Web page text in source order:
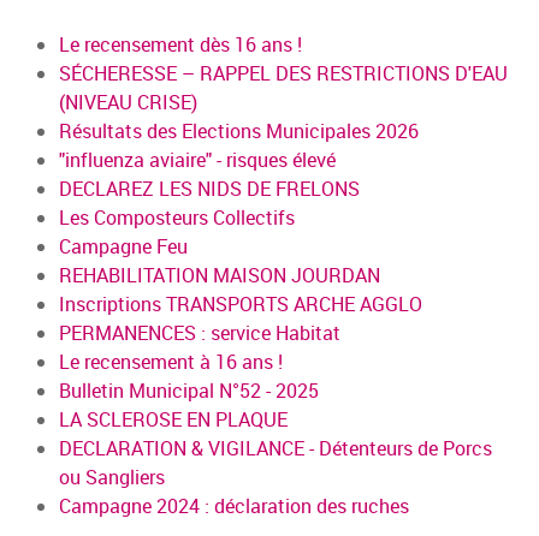
Le recensement dès 16 ans !
SÉCHERESSE – RAPPEL DES RESTRICTIONS D'EAU
(NIVEAU CRISE)
Résultats des Elections Municipales 2026
"influenza aviaire" - risques élevé
DECLAREZ LES NIDS DE FRELONS
Les Composteurs Collectifs
Campagne Feu
REHABILITATION MAISON JOURDAN
Inscriptions TRANSPORTS ARCHE AGGLO
PERMANENCES : service Habitat
Le recensement à 16 ans !
Bulletin Municipal N°52 - 2025
LA SCLEROSE EN PLAQUE
DECLARATION & VIGILANCE - Détenteurs de Porcs
ou Sangliers
Campagne 2024 : déclaration des ruches